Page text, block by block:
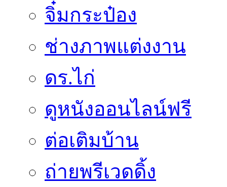
จิ๋มกระป๋อง
ช่างภาพแต่งงาน
ดร.ไก่
ดูหนังออนไลน์ฟรี
ต่อเติมบ้าน
ถ่ายพรีเวดดิ้ง